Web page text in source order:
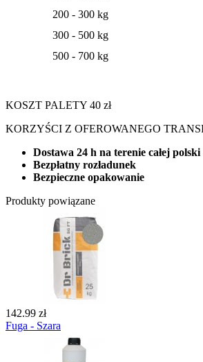
200 - 300 kg
300 - 500 kg
500 - 700 kg
KOSZT PALETY 40 zł
KORZYŚCI Z OFEROWANEGO
Dostawa 24 h na terenie całej polski
Bezpłatny rozładunek
Bezpieczne opakowanie
Produkty powiązane
142.99 zł
Fuga - Szara